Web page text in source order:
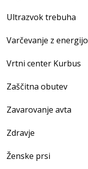
Ultrazvok trebuha
Varčevanje z energijo
Vrtni center Kurbus
Zaščitna obutev
Zavarovanje avta
Zdravje
Ženske prsi